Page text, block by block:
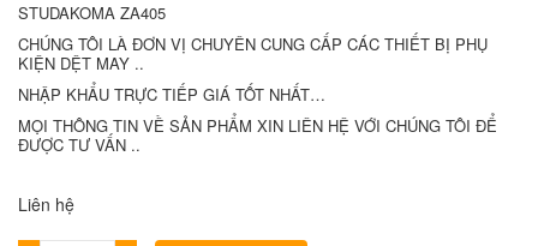
STUDAKOMA ZA405
CHÚNG TÔI LÀ ĐƠN VỊ CHUYÊN CUNG CẤP CÁC THIẾT BỊ PHỤ
KIỆN DỆT MAY ..
NHẬP KHẨU TRỰC TIẾP GIÁ TỐT NHẤT…
MỌI THÔNG TIN VỀ SẢN PHẨM XIN LIÊN HỆ VỚI CHÚNG TÔI ĐỂ
ĐƯỢC TƯ VẤN ..
Liên hệ